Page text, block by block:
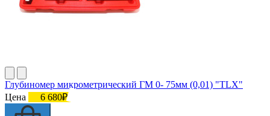
Глубиномер микрометрический ГМ 0- 75мм (0,01) "TLX"
Цена
6 680₽